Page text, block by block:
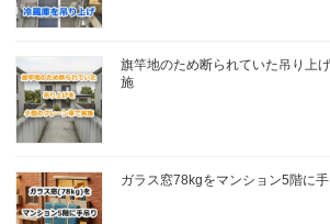
旗竿地のため断られていた吊り上
施
ガラス窓78kgをマンション5階に